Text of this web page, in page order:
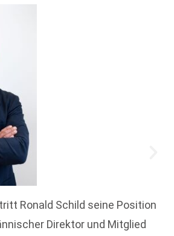
Ronald Schild seine Position
Direktor und Mitglied